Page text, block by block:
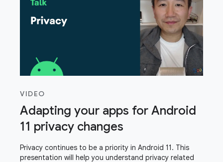
VIDEO
Adapting your apps for Android
11 privacy changes
Privacy continues to be a priority in Android 11. This
presentation will help you understand privacy related